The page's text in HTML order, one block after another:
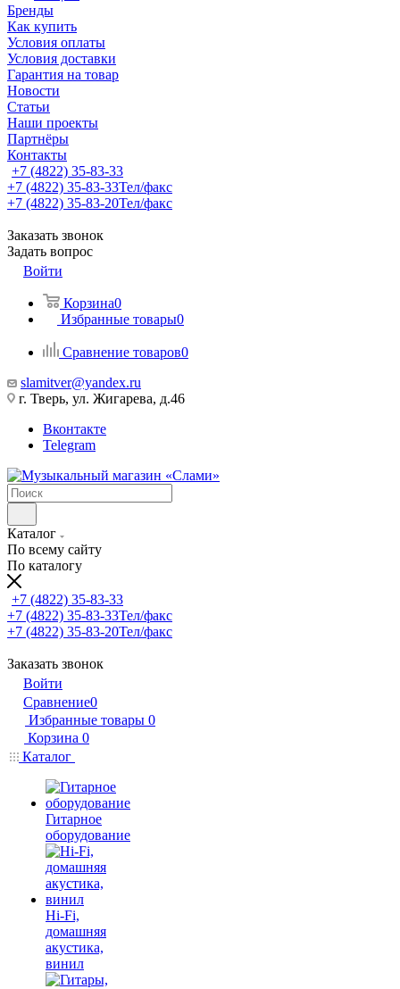
Бренды
Как купить
Условия оплаты
Условия доставки
Гарантия на товар
Новости
Статьи
Наши проекты
Партнёры
Контакты
+7 (4822) 35-83-33
+7 (4822) 35-83-33Тел/факс
+7 (4822) 35-83-20Тел/факс
Заказать звонок
Задать вопрос
Войти
Корзина0
Избранные товары0
Сравнение товаров0
slamitver@yandex.ru
г. Тверь, ул. Жигарева, д.46
Вконтакте
Telegram
Каталог
По всему сайту
По каталогу
+7 (4822) 35-83-33
+7 (4822) 35-83-33Тел/факс
+7 (4822) 35-83-20Тел/факс
Заказать звонок
Войти
Сравнение0
Избранные товары 0
Корзина 0
Каталог
Гитарное
оборудование
Hi-Fi,
домашняя
акустика,
винил